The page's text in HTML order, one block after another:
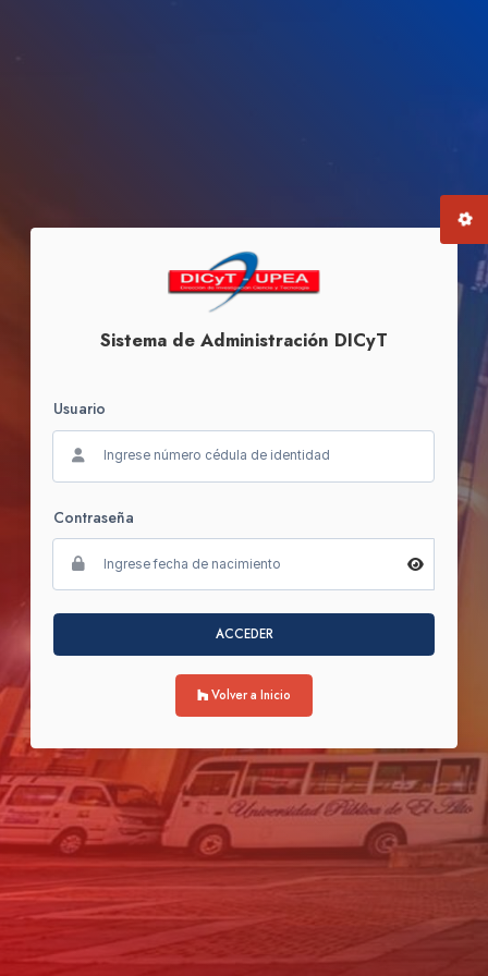
Sistema de Administración DICyT
Usuario
Contraseña
ACCEDER
Volver a Inicio